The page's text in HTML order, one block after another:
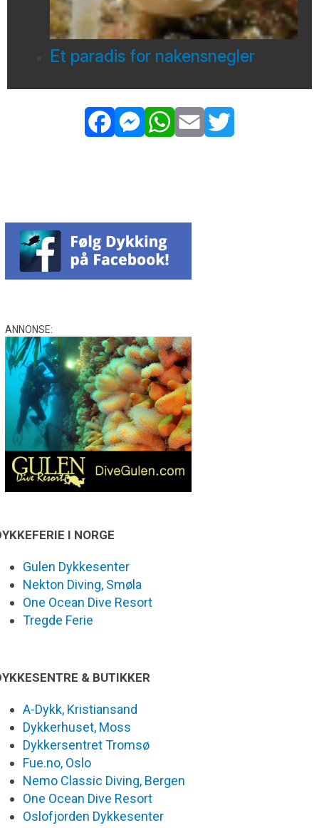
Et paradis for nakensnegler
ANNONSE:
I NORGE
Gulen Dykkesenter
Nekton Diving, Smøla
One Ocean Dive Resort
Tregde Ferie
& BUTIKKER
A-Dykk, Kristiansand
Dykkerhuset, Moss
Dykkersentret Tromsø
Fue.no, Oslo
Nemo Classic Diving, Bergen
One Ocean Dive Resort
Oslofjorden Dykkesenter